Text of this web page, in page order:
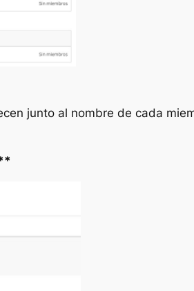
junto al nombre de cada